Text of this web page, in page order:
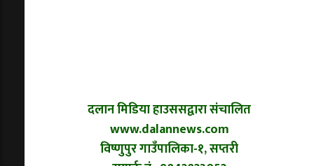
दलान मिडिया हाउससद्वारा संचालित
www.dalannews.com
विष्णुपुर गाउँपालिका-१, सप्तरी